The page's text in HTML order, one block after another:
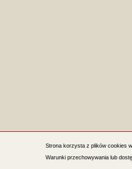
Strona korzysta z plików cookies
Warunki przechowywania lub